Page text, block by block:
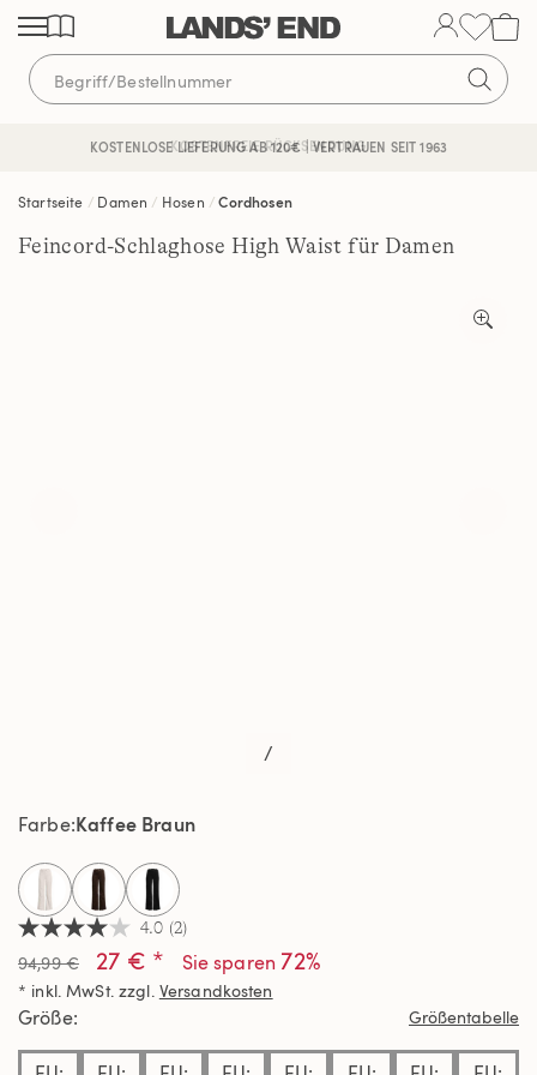
Direkt
zum
Inhalt
Direkt
zur
Navigation
Direkt
zur
Suche
KOSTENLOSE LIEFERUNG AB 120€ | VERTRAUEN SEIT 1963
KOSTENFREIE RÜCKSENDUNG
Startseite Damen Hosen Cordhosen
Feincord-Schlaghose High Waist für Damen
/
4.0
von
5
Sternen,
Durchschnittswert
Bewertung.
4.0 (2)
94,99 € 27 € * Sie sparen 72%
* inkl. MwSt. zzgl. Versandkosten
Farbe Kaffee Braun
selected
Größe Größentabelle